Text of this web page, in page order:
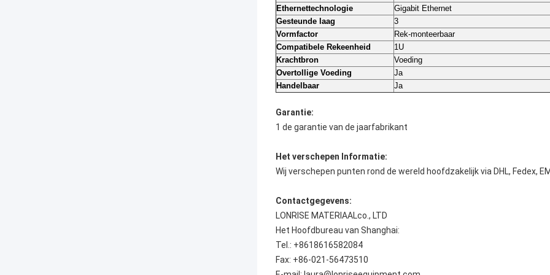
Ethernettechnologie
Gigabit Ethernet
Gesteunde laag
3
Vormfactor
Rek-monteerbaar
Compatibele Rekeenheid
1U
Krachtbron
Voeding
Overtollige Voeding
Ja
Handelbaar
Ja
Garantie:
1 de garantie van de jaarfabrikant
Het verschepen Informatie:
Wij verschepen punten rond de wereld hoofdzakelijk via DHL, Fedex,
Contactgegevens:
LONRISE MATERIAALco., LTD
Het Hoofdbureau van Shanghai:
Tel.: +8618616582084
Fax: +86-021-56473510